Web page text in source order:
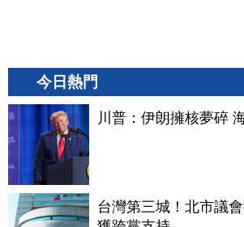
今日熱門
川普：伊朗擁核夢碎
台灣第三城！北市議